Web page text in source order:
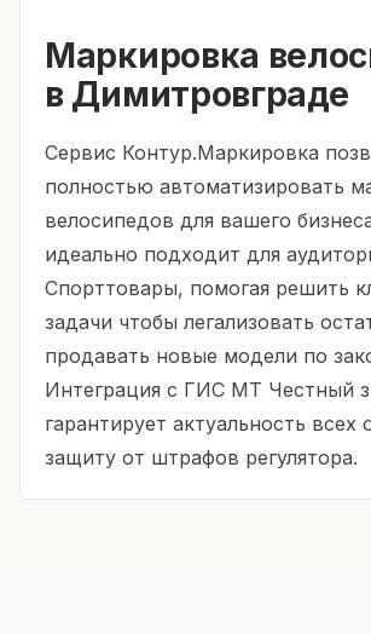
Маркировка
в Димитровграде
Сервис Контур.Маркировка
полностью автоматизировать
велосипедов для вашего
идеально подходит для
Спорттовары, помогая решить
задачи чтобы легализовать
продавать новые модели по
Интеграция с ГИС МТ Честный
гарантирует актуальность всех
защиту от штрафов регулятора.